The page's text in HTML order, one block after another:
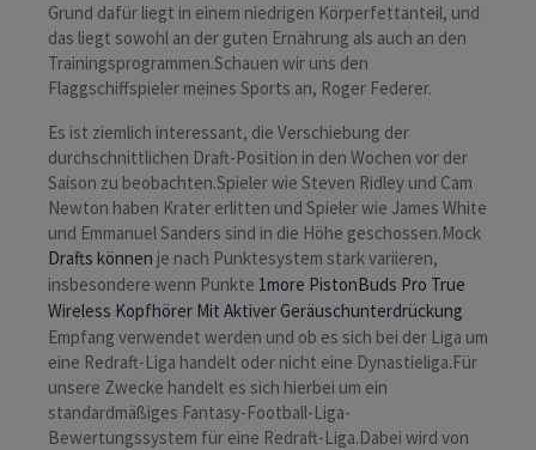
Grund dafür liegt in einem niedrigen Körperfettanteil, und
das liegt sowohl an der guten Ernährung als auch an den
Trainingsprogrammen.Schauen wir uns den
Flaggschiffspieler meines Sports an, Roger Federer.
Es ist ziemlich interessant, die Verschiebung der
durchschnittlichen Draft-Position in den Wochen vor der
Saison zu beobachten.Spieler wie Steven Ridley und Cam
Newton haben Krater erlitten und Spieler wie James White
und Emmanuel Sanders sind in die Höhe geschossen.Mock
Drafts können je nach Punktesystem stark variieren,
insbesondere wenn Punkte 1more PistonBuds Pro True
Wireless Kopfhörer Mit Aktiver Geräuschunterdrückung
Empfang verwendet werden und ob es sich bei der Liga um
eine Redraft-Liga handelt oder nicht eine Dynastieliga.Für
unsere Zwecke handelt es sich hierbei um ein
standardmäßiges Fantasy-Football-Liga-
Bewertungssystem für eine Redraft-Liga.Dabei wird von